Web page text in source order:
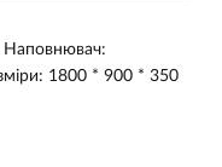
Наповнювач:
1800 * 900 * 350